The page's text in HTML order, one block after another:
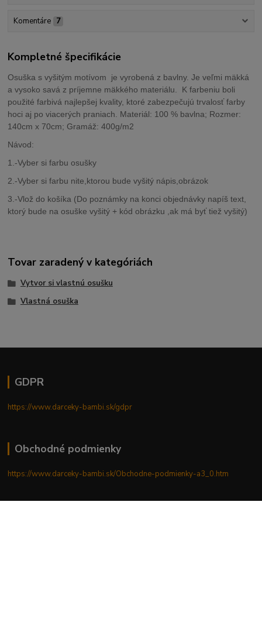
Komentáre 7
Kompletné špecifikácie
Osuška s vyšitým motívom je vyrobená z bavlny. Je veľmi mäkká
a vysoko savá z príjemne mäkkého materiálu. K farbeniu boli
použité farbivá najlepšej kvality, ktoré zabezpečujú trvalosť farby
hoci aj po viacerých praniach. Materiál: 100 % bavlna; Rozmer:
140cm x 70cm; Gramáž: 400g/m2
Návod:
1.-Vyber si farbu osušky
2.-Vyber si farbu nite,ktorou bude vyšitý nápis,obrázok
3.-Vlož do košíka (Do poznámky na konci objednávky napíš text,
ktorý bude na osuške vyšitý + kód obrázku ,ak má byť tiež vyšitý)
Tovar zaradený v kategóriách
Vytvor si vlastnú osušku
Vlastná osuška
GDPR
https://www.darceky-bambi.sk/gdpr
Obchodné podmienky
https://www.darceky-bambi.sk/Obchodne-podmienky-a3_0.htm